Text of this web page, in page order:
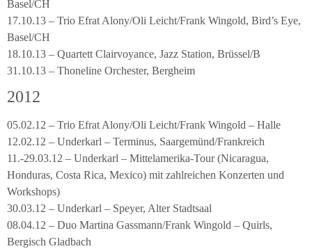
Basel/CH
17.10.13 – Trio Efrat Alony/Oli Leicht/Frank Wingold, Bird’s Eye,
Basel/CH
18.10.13 – Quartett Clairvoyance, Jazz Station, Brüssel/B
31.10.13 – Thoneline Orchester, Bergheim
2012
05.02.12 – Trio Efrat Alony/Oli Leicht/Frank Wingold – Halle
12.02.12 – Underkarl – Terminus, Saargemünd/Frankreich
11.-29.03.12 – Underkarl – Mittelamerika-Tour (Nicaragua,
Honduras, Costa Rica, Mexico) mit zahlreichen Konzerten und
Workshops)
30.03.12 – Underkarl – Speyer, Alter Stadtsaal
08.04.12 – Duo Martina Gassmann/Frank Wingold – Quirls,
Bergisch Gladbach